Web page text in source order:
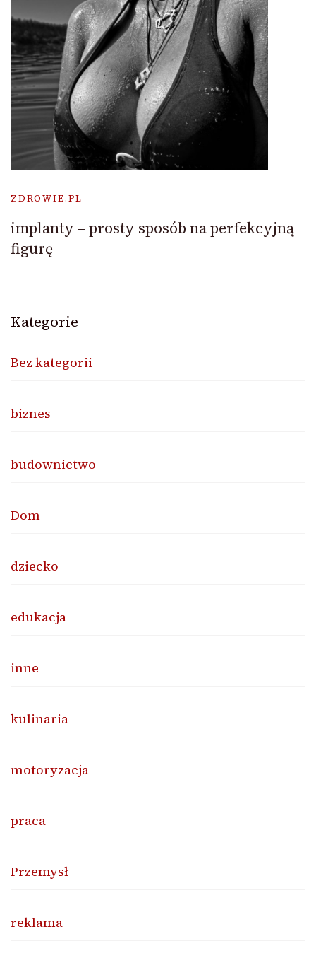
ZDROWIE.PL
implanty – prosty sposób na perfekcyjną
figurę
Kategorie
Bez kategorii
biznes
budownictwo
Dom
dziecko
edukacja
inne
kulinaria
motoryzacja
praca
Przemysł
reklama